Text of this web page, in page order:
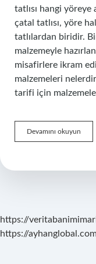
tatlısı hangi
çatal tatlısı, yöre
tatlılardan biridir.
malzemeyle
misafirlere ikram
malzemeleri
tarifi için
Devamını okuyun
Tatlısı
Ait
https://
https://